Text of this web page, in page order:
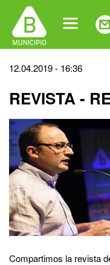
navigation
Back
top
12.04.2019 - 16:36
REVISTA -
Compartimos la revista